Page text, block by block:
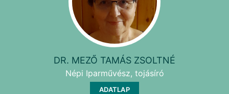
DR. MEZŐ TAMÁS ZSOLTNÉ
Népi Iparművész, tojásíró
ADATLAP